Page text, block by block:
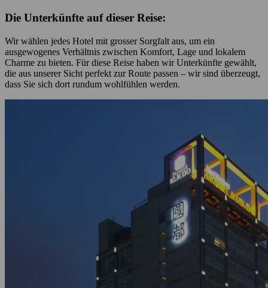
Die Unterkünfte auf dieser Reise:
Wir wählen jedes Hotel mit grosser Sorgfalt aus, um ein
ausgewogenes Verhältnis zwischen Komfort, Lage und lokalem
Charme zu bieten. Für diese Reise haben wir Unterkünfte gewählt,
die aus unserer Sicht perfekt zur Route passen – wir sind überzeugt,
dass Sie sich dort rundum wohlfühlen werden.